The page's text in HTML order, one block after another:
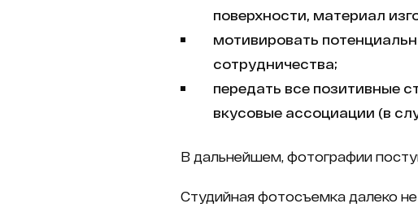
поверхности, материал
мотивировать
сотрудничества;
передать все позитивные
вкусовые ассоциации (в
В дальнейшем, фотографии
Студийная фотосъемка далеко